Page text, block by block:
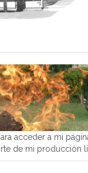
acceder a mi
de mi producción